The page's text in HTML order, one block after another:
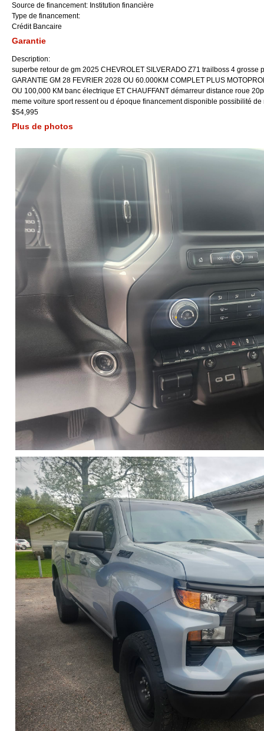
Source de financement: Institution financière
Type de financement:
Crédit Bancaire
Garantie
Description:
superbe retour de gm 2025 CHEVROLET SILVERADO Z71 trailboss 4
GARANTIE GM 28 FEVRIER 2028 OU 60.000KM COMPLET PLUS
OU 100,000 KM banc électrique ET CHAUFFANT démarreur distance roue
meme voiture sport ressent ou d époque financement disponible possibilité
$54,995
Plus de photos